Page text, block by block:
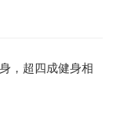
，超四成健身相